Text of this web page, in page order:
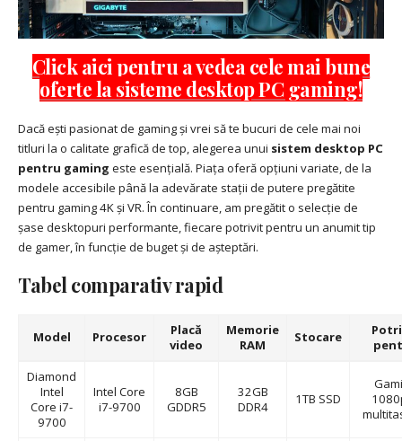
Click aici pentru a vedea cele mai bune
oferte la sisteme desktop PC gaming!
Dacă ești pasionat de gaming și vrei să te bucuri de cele mai noi
titluri la o calitate grafică de top, alegerea unui sistem desktop PC
pentru gaming este esențială. Piața oferă opțiuni variate, de la
modele accesibile până la adevărate stații de putere pregătite
pentru gaming 4K și VR. În continuare, am pregătit o selecție de
șase desktopuri performante, fiecare potrivit pentru un anumit tip
de gamer, în funcție de buget și de așteptări.
Tabel comparativ rapid
Model Procesor
Placă
video
Memorie
RAM
Stocare
Diamond
Intel
Core i7-
9700
Intel Core
i7-9700
8GB
GDDR5
32GB
DDR4
1TB SSD